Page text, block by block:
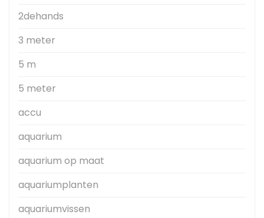
2dehands
3 meter
5 m
5 meter
accu
aquarium
aquarium op maat
aquariumplanten
aquariumvissen